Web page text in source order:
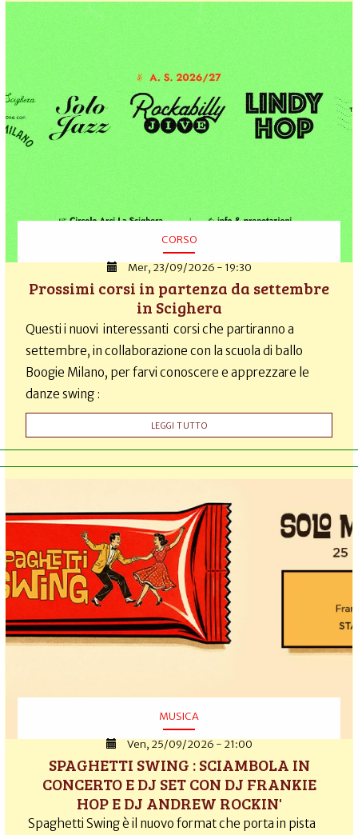
CORSO
Mer, 23/09/2026 - 19:30
Prossimi corsi in partenza da settembre
in Scighera
Questi i nuovi interessanti corsi che partiranno a
settembre, in collaborazione con la scuola di ballo
Boogie Milano, per farvi conoscere e apprezzare le
danze swing :
LEGGI TUTTO
MUSICA
Ven, 25/09/2026 - 21:00
SPAGHETTI SWING : SCIAMBOLA IN
CONCERTO E DJ SET CON DJ FRANKIE
HOP E DJ ANDREW ROCKIN'
Spaghetti Swing è il nuovo format che porta in pista